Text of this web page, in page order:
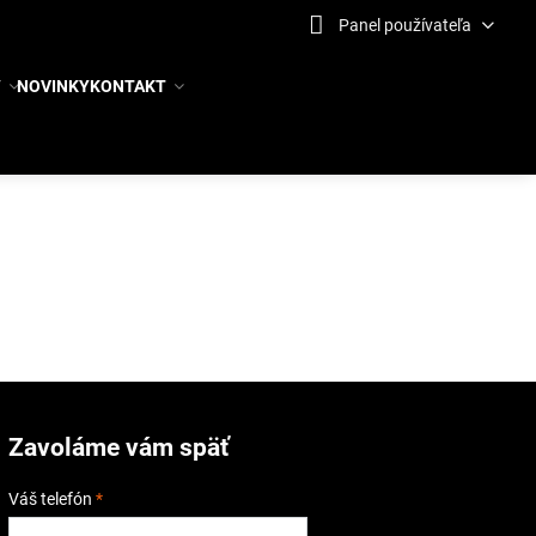
Panel používateľa
NOVINKYKONTAKT
Zavoláme vám späť
Váš telefón*